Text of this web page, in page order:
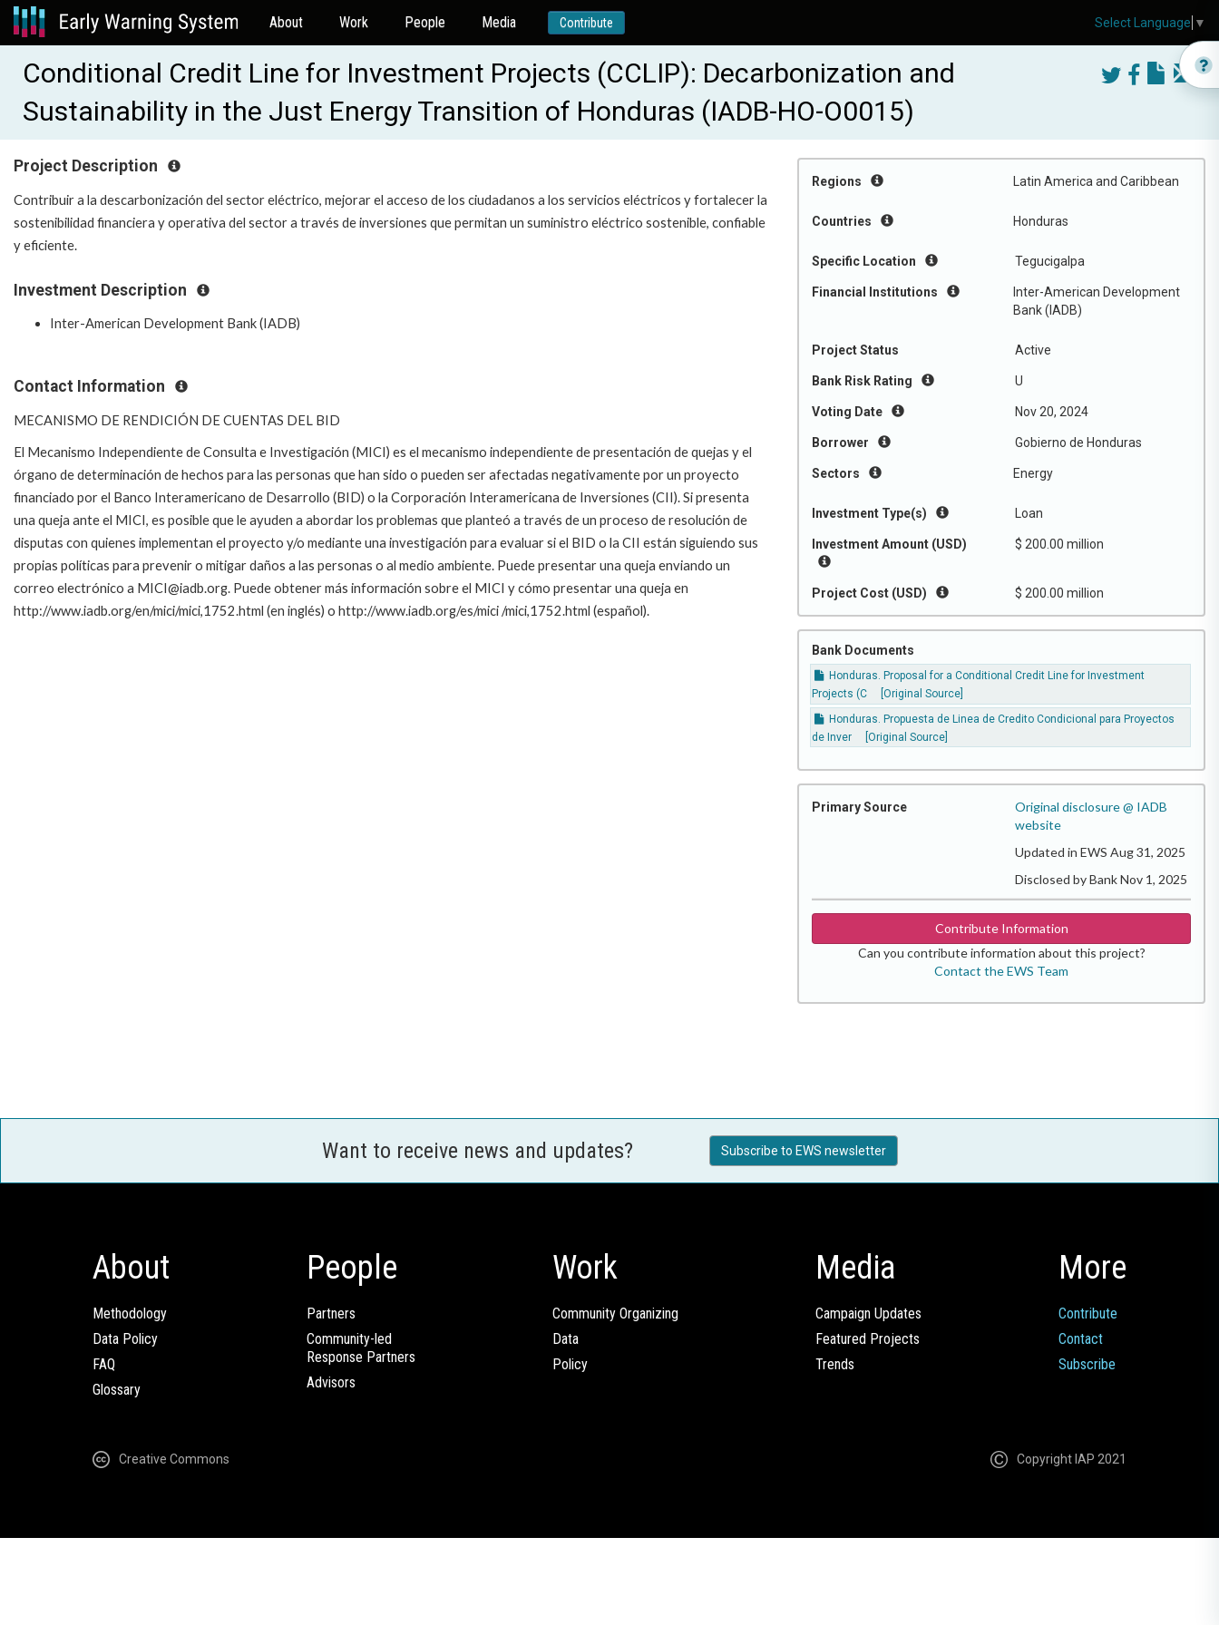
About Work People Media Contribute
Conditional Credit Line for Investment Projects (CCLIP): Decarbonization and
Sustainability in the Just Energy Transition of Honduras (IADB-HO-O0015)
Regions Latin America and Caribbean
Countries Honduras
Specific Location Tegucigalpa
Financial Institutions
Inter-American Development
Bank (IADB)
Project Status Active
Bank Risk Rating U
Voting Date Nov 20, 2024
Borrower Gobierno de Honduras
Sectors Energy
Investment Type(s) Loan
Investment Amount (USD) $ 200.00 million
Project Cost (USD) $ 200.00 million
Bank Documents
Honduras. Proposal for a Conditional Credit Line for Investment
Projects (C
[Original Source]
Honduras. Propuesta de Linea de Credito Condicional para Proyectos
de Inver
[Original Source]
Primary Source
Original disclosure @ IADB
website
Updated in EWS Aug 31, 2025
Disclosed by Bank Nov 1, 2025
Contribute Information
Can you contribute information about this project?
Contact the EWS Team
Project Description
Contribuir a la descarbonización del sector eléctrico, mejorar el acceso de los ciudadanos a los servicios eléctricos y fortalecer la
sostenibilidad financiera y operativa del sector a través de inversiones que permitan un suministro eléctrico sostenible, confiable
y eficiente.
Investment Description
Inter-American Development Bank (IADB)
Contact Information
MECANISMO DE RENDICIÓN DE CUENTAS DEL BID
El Mecanismo Independiente de Consulta e Investigación (MICI) es el mecanismo independiente de presentación de quejas y el
órgano de determinación de hechos para las personas que han sido o pueden ser afectadas negativamente por un proyecto
financiado por el Banco Interamericano de Desarrollo (BID) o la Corporación Interamericana de Inversiones (CII). Si presenta
una queja ante el MICI, es posible que le ayuden a abordar los problemas que planteó a través de un proceso de resolución de
disputas con quienes implementan el proyecto y/o mediante una investigación para evaluar si el BID o la CII están siguiendo sus
propias políticas para prevenir o mitigar daños a las personas o al medio ambiente. Puede presentar una queja enviando un
correo electrónico a MICI@iadb.org. Puede obtener más información sobre el MICI y cómo presentar una queja en
http://www.iadb.org/en/mici/mici,1752.html (en inglés) o http://www.iadb.org/es/mici /mici,1752.html (español).
Want to receive news and updates? Subscribe to EWS newsletter
About
Methodology
Data Policy
FAQ
Glossary
People
Partners
Community-led
Response Partners
Advisors
Work
Community Organizing
Data
Policy
Media
Campaign Updates
Featured Projects
Trends
More
Contribute
Contact
Subscribe
Creative Commons Copyright IAP 2021
Select Language ▼